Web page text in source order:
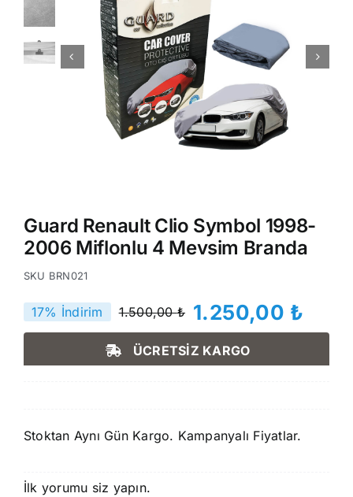
Guard Renault Clio Symbol 1998-
2006 Miflonlu 4 Mevsim Branda
SKU BRN021
1.500,00₺
Orijinal
fiyat:
1.500,00 ₺.
1.250,00 ₺
Şu
andaki
fiyat:
17% İndirim
ÜCRETSİZ KARGO
Stoktan Aynı Gün Kargo. Kampanyalı Fiyatlar.
İlk yorumu siz yapın.